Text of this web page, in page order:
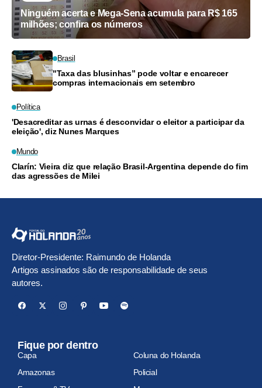
Ninguém acerta e Mega-Sena acumula para R$ 165
milhões; confira os números
Brasil
"Taxa das blusinhas” pode voltar e encarecer
compras internacionais em setembro
Política
'Desacreditar as urnas é desconvidar o eleitor a participar da
eleição', diz Nunes Marques
Mundo
Clarín: Vieira diz que relação Brasil-Argentina depende do fim
das agressões de Milei
Diretor-Presidente: Raimundo de Holanda
Artigos assinados são de responsabilidade de seus
autores.
Fique por dentro
Capa
Coluna do Holanda
Amazonas
Policial